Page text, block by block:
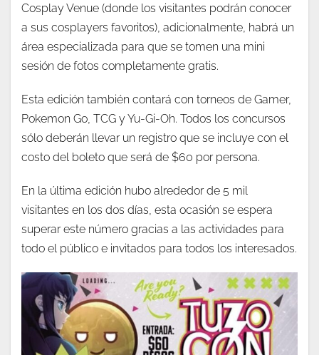
Cosplay Venue (donde los visitantes podrán conocer
a sus cosplayers favoritos), adicionalmente, habrá un
área especializada para que se tomen una mini
sesión de fotos completamente gratis.
Esta edición también contará con torneos de Gamer,
Pokemon Go, TCG y Yu-Gi-Oh. Todos los concursos
sólo deberán llevar un registro que se incluye con el
costo del boleto que será de $60 por persona.
En la última edición hubo alrededor de 5 mil
visitantes en los dos días, esta ocasión se espera
superar este número gracias a las actividades para
todo el público e invitados para todos los interesados.